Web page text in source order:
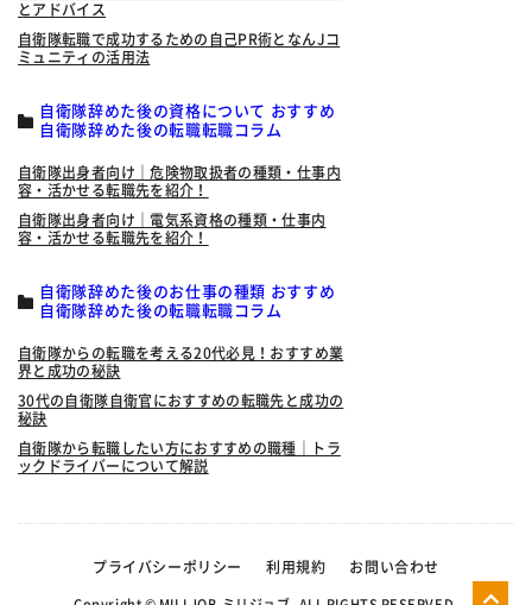
とアドバイス
自衛隊転職で成功するための自己PR術となんJコ
ミュニティの活用法
自衛隊辞めた後の資格について おすすめ
自衛隊辞めた後の転職転職コラム
自衛隊出身者向け｜危険物取扱者の種類・仕事内
容・活かせる転職先を紹介！
自衛隊出身者向け｜電気系資格の種類・仕事内
容・活かせる転職先を紹介！
自衛隊辞めた後のお仕事の種類 おすすめ
自衛隊辞めた後の転職転職コラム
自衛隊からの転職を考える20代必見！おすすめ業
界と成功の秘訣
30代の自衛隊自衛官におすすめの転職先と成功の
秘訣
自衛隊から転職したい方におすすめの職種｜トラ
ックドライバーについて解説
プライバシーポリシー 利用規約 お問い合わせ